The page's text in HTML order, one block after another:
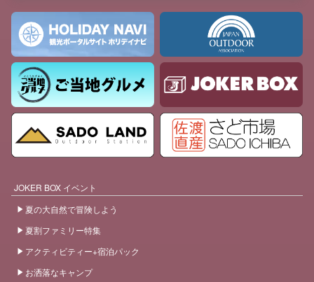
JOKER BOX イベント
夏の大自然で冒険しよう
夏割ファミリー特集
アクティビティー+宿泊パック
お洒落なキャンプ